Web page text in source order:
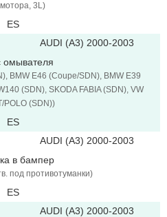
3L)
ES
AUDI (A3) 2000-2003
омывателя
BMW E46 (Coupe/SDN), BMW E39
(SDN), SKODA FABIA (SDN), VW
POLO (SDN))
ES
AUDI (A3) 2000-2003
в бампер
под противотуманки)
ES
AUDI (A3) 2000-2003